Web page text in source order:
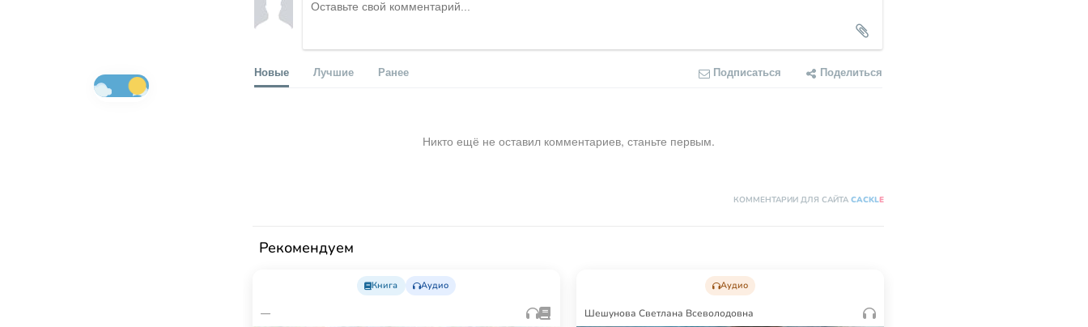
Новые Лучшие Ранее Подписаться Поделиться
Никто ещё не оставил комментариев, станьте первым.
КОММЕНТАРИИ ДЛЯ САЙТА CACKLE
Рекомендуем
Книга Аудио
—
Аудио
Шешунова Светлана Всеволодовна